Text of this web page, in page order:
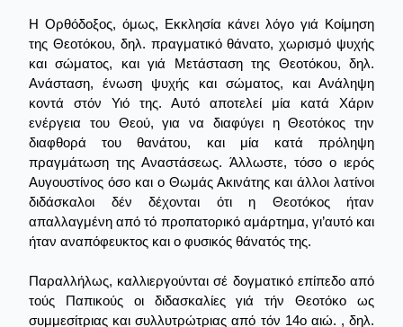
Η Ορθόδοξος, όμως, Εκκλησία κάνει λόγο γιά Κοίμηση
της Θεοτόκου, δηλ. πραγματικό θάνατο, χωρισμό ψυχής
και σώματος, και γιά Μετάσταση της Θεοτόκου, δηλ.
Ανάσταση, ένωση ψυχής και σώματος, και Ανάληψη
κοντά στόν Υιό της. Αυτό αποτελεί μία κατά Χάριν
ενέργεια του Θεού, για να διαφύγει η Θεοτόκος την
διαφθορά του θανάτου, και μία κατά πρόληψη
πραγμάτωση της Αναστάσεως. Άλλωστε, τόσο ο ιερός
Αυγουστίνος όσο και ο Θωμάς Ακινάτης και άλλοι λατίνοι
διδάσκαλοι δέν δέχονται ότι η Θεοτόκος ήταν
απαλλαγμένη από τό προπατορικό αμάρτημα, γι’αυτό και
ήταν αναπόφευκτος και ο φυσικός θάνατός της.
Παραλλήλως, καλλιεργούνται σέ δογματικό επίπεδο από
τούς Παπικούς οι διδασκαλίες γιά τήν Θεοτόκο ως
συμμεσίτριας και συλλυτρώτριας από τόν 14ο αιώ. , δηλ.